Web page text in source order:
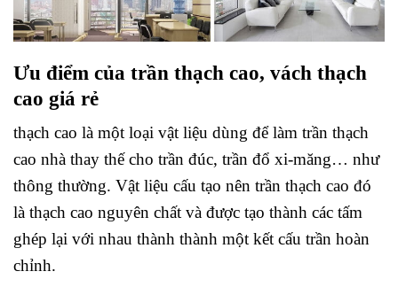
Ưu điểm của trần thạch cao, vách thạch
cao giá rẻ
thạch cao là một loại vật liệu dùng để làm trần thạch
cao nhà thay thế cho trần đúc, trần đổ xi-măng… như
thông thường. Vật liệu cấu tạo nên trần thạch cao đó
là thạch cao nguyên chất và được tạo thành các tấm
ghép lại với nhau thành thành một kết cấu trần hoàn
chỉnh.